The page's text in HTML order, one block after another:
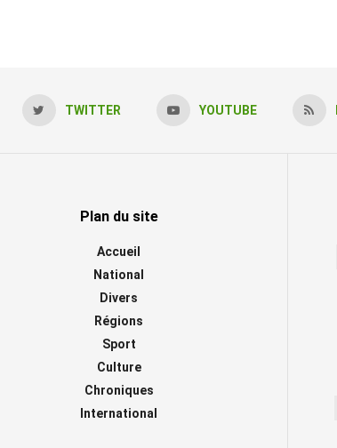
TWITTER YOUTUBE
Plan du site
Accueil
National
Divers
Régions
Sport
Culture
Chroniques
International